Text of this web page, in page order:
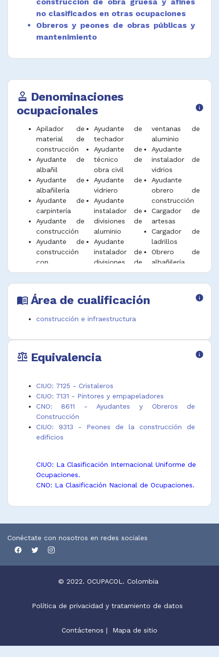
Ayudar en los sitios de construcción a
carpinteros, techadores, albañiles e
instaladores de vidrios en actividades de
rutina relacionadas con la construcción.
Desempeñar funciones afines.
no clasificados en otras ocupaciones
Obreros y peones de obras públicas y
mantenimiento
approval Denominaciones
ocupacionales
info
Apilador de
material de
construcción
Ayudante de
albañil
Ayudante de
albañilería
Ayudante de
carpintería
Ayudante de
construcción
Ayudante de
construcción
con
materiales
tradicionales
Ayudante de
obra
pintura de
plomería
Ayudante de
techador
Ayudante de
técnico de
obra civil
Ayudante de
vidriero
Ayudante
instalador de
divisiones de
aluminio
Ayudante
instalador de
divisiones de
baño
Ayudante
gabinetes de
Ayudante
ventanas de
aluminio
Ayudante
instalador de
vidrios
Ayudante
obrero de
construcción
Cargador de
artesas
Cargador de
ladrillos
Obrero de
albañilería
Obrero de
construcción
Obrero de
menu_book Área de cualificación info
construcción e infraestructura
balance Equivalencia info
CIUO: 7125 - Cristaleros
CIUO: 7131 - Pintores y empapeladores
CNO: 8611 - Ayudantes y Obreros de
Construcción
CIUO: 9313 - Peones de la construcción de
edificios
CIUO: La Clasificación Internacional Uniforme de
Ocupaciones.
CNO: La Clasificación Nacional de Ocupaciones.
Conéctate con nosotros en redes sociales
© 2022. OCUPACOL. Colombia
Política de privacidad y tratamiento de datos
Contáctenos | Mapa de sitio